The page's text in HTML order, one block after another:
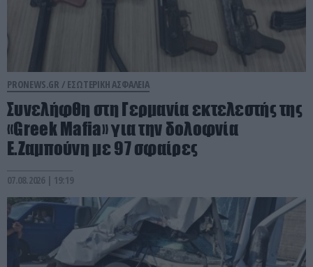
PRONEWS.GR / ΕΣΩΤΕΡΙΚΗ ΑΣΦΑΛΕΙΑ
Συνελήφθη στη Γερμανία εκτελεστής της
«Greek Mafia» για την δολοφνία
Ε.Ζαμπούνη με 97 σφαίρες
07.08.2026 | 19:19